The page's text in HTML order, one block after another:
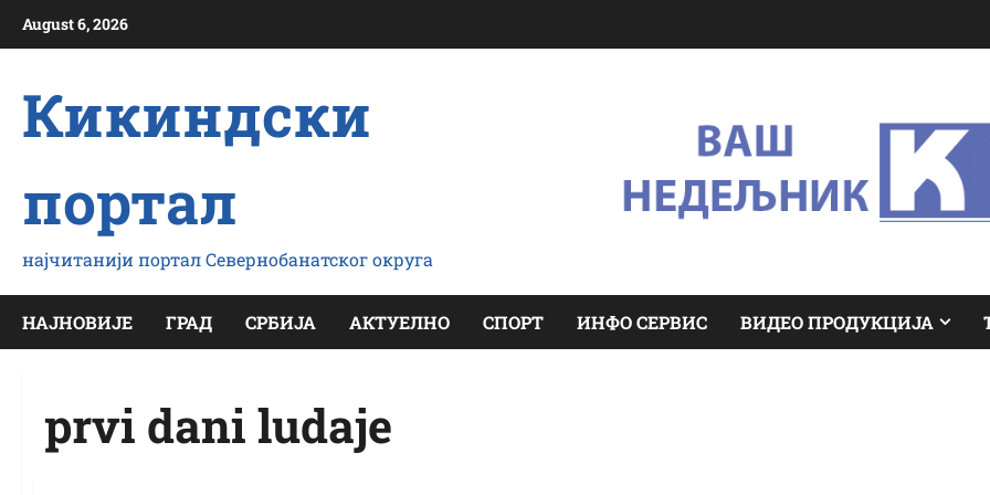
August 6, 2026
Кикиндски
портал
најчитанији портал Севернобанатског округа
НАЈНОВИЈЕ ГРАД СРБИЈА АКТУЕЛНО СПОРТ ИНФО СЕРВИС ВИДЕО ПРОДУКЦИЈА
prvi dani ludaje